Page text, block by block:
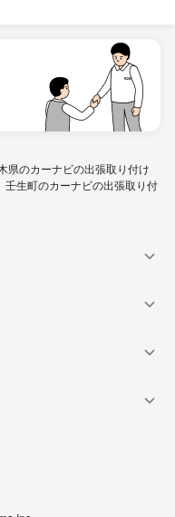
県のカーナビの出張取り付け
壬生町のカーナビの出張取り付